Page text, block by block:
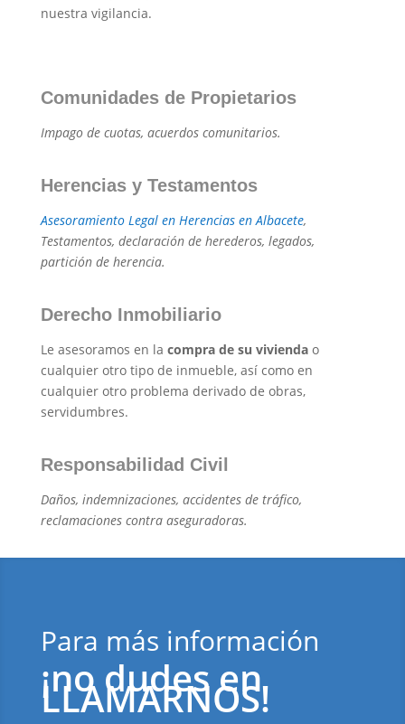
nuestra vigilancia.
Comunidades de Propietarios
Impago de cuotas, acuerdos comunitarios.
Herencias y Testamentos
Asesoramiento Legal en Herencias en Albacete,
Testamentos, declaración de herederos, legados,
partición de herencia.
Derecho Inmobiliario
Le asesoramos en la compra de su viviendao
cualquier otro tipo de inmueble, así como en
cualquier otro problema derivado de obras,
servidumbres.
Responsabilidad Civil
Daños, indemnizaciones, accidentes de tráfico,
reclamaciones contra aseguradoras.
Para más información
¡no dudes en
LLAMARNOS!